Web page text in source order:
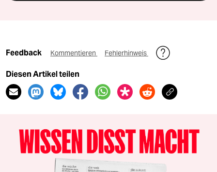
Feedback Kommentieren Fehlerhinweis
Diesen Artikel teilen